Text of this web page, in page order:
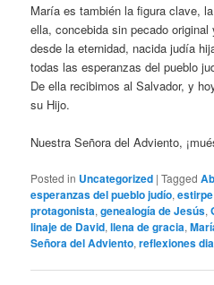
María es también la figura clave,
ella, concebida sin pecado original
desde la eternidad, nacida judía
todas las esperanzas del pueblo
De ella recibimos al Salvador, y
su Hijo.
Nuestra Señora del Adviento,
Posted in Uncategorized |Tagged
esperanzas del pueblo judío,
protagonista,genealogía de Jesús,
linaje de David,llena de gracia,
Señora del Adviento,reflexiones